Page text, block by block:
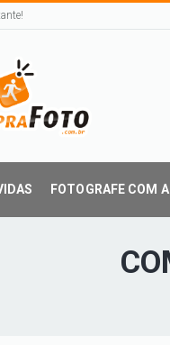
FOTOGRAFE COM